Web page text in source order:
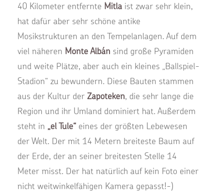
40 Kilometer entfernte Mitla ist zwar sehr klein,
hat dafür aber sehr schöne antike
Mosikstrukturen an den Tempelanlagen. Auf dem
viel näheren Monte Albán sind große Pyramiden
und weite Plätze, aber auch ein kleines „Ballspiel-
Stadion“ zu bewundern. Diese Bauten stammen
aus der Kultur der Zapoteken, die sehr lange die
Region und ihr Umland dominiert hat. Außerdem
steht in „el Tule“ eines der größten Lebewesen
der Welt. Der mit 14 Metern breiteste Baum auf
der Erde, der an seiner breitesten Stelle 14
Meter misst. Der hat natürlich auf kein Foto einer
nicht weitwinkelfähigen Kamera gepasst!-)